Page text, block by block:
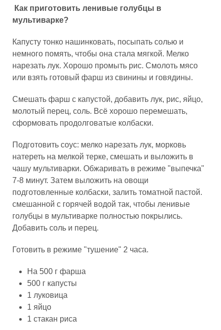
Как приготовить ленивые голубцы в
мультиварке?
Капусту тонко нашинковать, посыпать солью и
немного помять, чтобы она стала мягкой. Мелко
нарезать лук. Хорошо промыть рис. Смолоть мясо
или взять готовый фарш из свинины и говядины.
Смешать фарш с капустой, добавить лук, рис, яйцо,
молотый перец, соль. Всё хорошо перемешать,
сформовать продолговатые колбаски.
Подготовить соус: мелко нарезать лук, морковь
натереть на мелкой терке, смешать и выложить в
чашу мультиварки. Обжаривать в режиме "выпечка"
7-8 минут. Затем выложить на овощи
подготовленные колбаски, залить томатной пастой.
смешанной с горячей водой так, чтобы ленивые
голубцы в мультиварке полностью покрылись.
Добавить соль и перец.
Готовить в режиме "тушение" 2 часа.
На 500 г фарша
500 г капусты
1 луковица
1 яйцо
1 стакан риса